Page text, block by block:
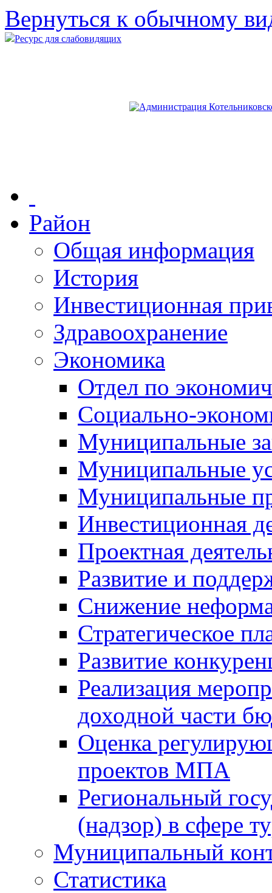
Вернуться к обычному
Ресурс для слабовидящих
Район
Общая информация
История
Инвестиционная
Здравоохранение
Экономика
Отдел по
Социально-
Муниципальные
Муниципальные
Муниципальные
Инвестиционная
Проектная
Развитие и
Снижение
Стратегическое
Развитие
Реализация
доходной части
Оценка
проектов МПА
Региональный
(надзор) в сфере
Муниципальный
Статистика